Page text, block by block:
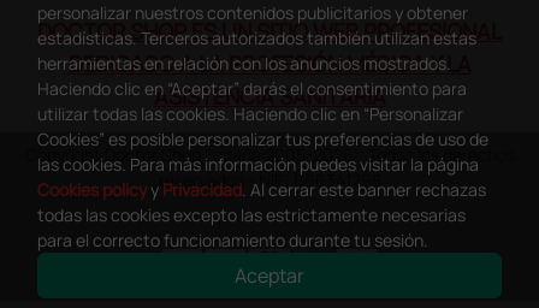
DOCTOR SHOP ES UN SITIO WEB PROFESIONAL
DEDICADO A LA PROFESIÓN MÉDICA Y LA
ASISTENCIA SANITARIA
Copyright Doctor Shop España 2005-2026 - Todos los derechos
reservados - NIF.: B66341298
personalizar nuestros contenidos publicitarios y obtener
estadísticas. Terceros autorizados también utilizan estas
herramientas en relación con los anuncios mostrados.
Haciendo clic en “Aceptar” darás el consentimiento para
utilizar todas las cookies. Haciendo clic en “Personalizar
Cookies” es posible personalizar tus preferencias de uso de
las cookies. Para más información puedes visitar la página
Cookies policyy Privacidad. Al cerrar este banner rechazas
todas las cookies excepto las estrictamente necesarias
para el correcto funcionamiento durante tu sesión.
Aceptar